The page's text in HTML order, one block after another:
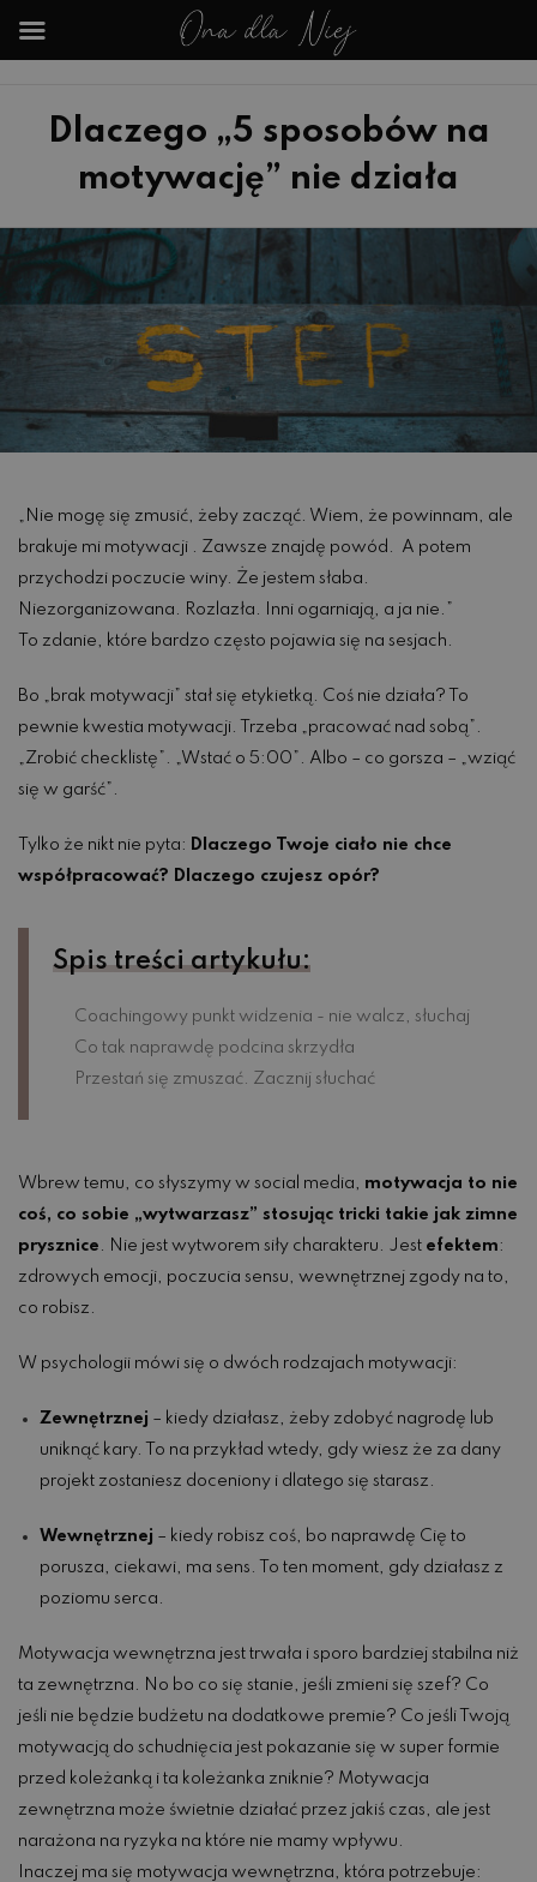
Dlaczego „5 sposobów na
motywację” nie działa
„Nie mogę się zmusić, żeby zacząć. Wiem, że powinnam, ale
brakuje mi motywacji . Zawsze znajdę powód. A potem
przychodzi poczucie winy. Że jestem słaba.
Niezorganizowana. Rozlazła. Inni ogarniają, a ja nie.”
To zdanie, które bardzo często pojawia się na sesjach.
Bo „brak motywacji” stał się etykietką. Coś nie działa? To
pewnie kwestia motywacji. Trzeba „pracować nad sobą”.
„Zrobić checklistę”. „Wstać o 5:00”. Albo – co gorsza – „wziąć
się w garść”.
Tylko że nikt nie pyta: Dlaczego Twoje ciało nie chce
współpracować? Dlaczego czujesz opór?
Spis treści artykułu:
Coachingowy punkt widzenia - nie walcz, słuchaj
Co tak naprawdę podcina skrzydła
Przestań się zmuszać. Zacznij słuchać
Wbrew temu, co słyszymy w social media, motywacja to nie
coś, co sobie „wytwarzasz” stosując tricki takie jak zimne
prysznice . Nie jest wytworem siły charakteru. Jest efektem :
zdrowych emocji, poczucia sensu, wewnętrznej zgody na to,
co robisz.
W psychologii mówi się o dwóch rodzajach motywacji:
Zewnętrznej – kiedy działasz, żeby zdobyć nagrodę lub
uniknąć kary. To na przykład wtedy, gdy wiesz że za dany
projekt zostaniesz doceniony i dlatego się starasz.
Wewnętrznej – kiedy robisz coś, bo naprawdę Cię to
porusza, ciekawi, ma sens. To ten moment, gdy działasz z
poziomu serca.
Motywacja wewnętrzna jest trwała i sporo bardziej stabilna niż
ta zewnętrzna. No bo co się stanie, jeśli zmieni się szef? Co
jeśli nie będzie budżetu na dodatkowe premie? Co jeśli Twoją
motywacją do schudnięcia jest pokazanie się w super formie
przed koleżanką i ta koleżanka zniknie? Motywacja
zewnętrzna może świetnie działać przez jakiś czas, ale jest
narażona na ryzyka na które nie mamy wpływu.
Inaczej ma się motywacja wewnętrzna, która potrzebuje: